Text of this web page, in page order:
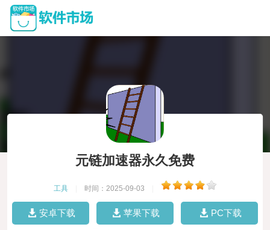
元链加速器永久免费
工具 时间：2025-09-03
安卓下载 苹果下载 PC下载